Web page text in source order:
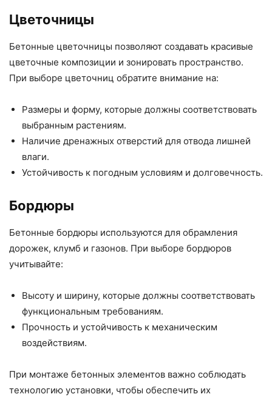
Цветочницы
Бетонные цветочницы позволяют создавать красивые
цветочные композиции и зонировать пространство.
При выборе цветочниц обратите внимание на:
Размеры и форму, которые должны соответствовать
выбранным растениям.
Наличие дренажных отверстий для отвода лишней
влаги.
Устойчивость к погодным условиям и долговечность.
Бордюры
Бетонные бордюры используются для обрамления
дорожек, клумб и газонов. При выборе бордюров
учитывайте:
Высоту и ширину, которые должны соответствовать
функциональным требованиям.
Прочность и устойчивость к механическим
воздействиям.
При монтаже бетонных элементов важно соблюдать
технологию установки, чтобы обеспечить их